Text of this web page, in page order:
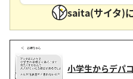
saita(サイタ)
小学生からデパ